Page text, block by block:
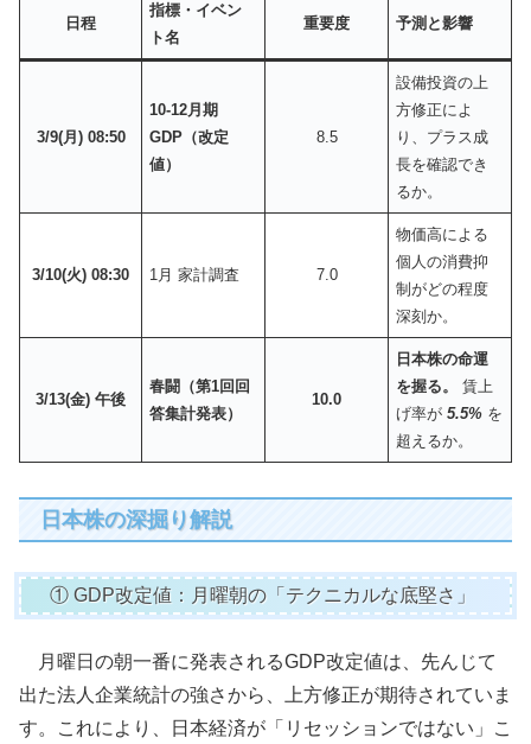
日程
指標・イベン
ト名
重要度 予測と影響
3/9(月) 08:50
10-12月期
GDP（改定
値）
8.5
設備投資の上
方修正によ
り、プラス成
長を確認でき
るか。
3/10(火) 08:30 1月 家計調査 7.0
物価高による
個人の消費抑
制がどの程度
深刻か。
3/13(金) 午後
春闘（第1回回
答集計発表）
10.0
日本株の命運
を握る。
賃上
げ率が5.5% を
超えるか。
日本株の深掘り解説
① GDP改定値：月曜朝の「テクニカルな底堅さ」
月曜日の朝一番に発表されるGDP改定値は、先んじて
出た法人企業統計の強さから、上方修正が期待されていま
す。これにより、日本経済が「リセッションではない」こ